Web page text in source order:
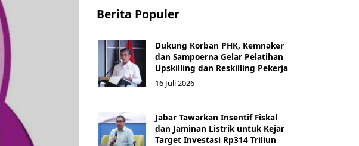
Berita Populer
Dukung Korban PHK, Kemnaker
dan Sampoerna Gelar Pelatihan
Upskilling dan Reskilling Pekerja
16 Juli 2026
Jabar Tawarkan Insentif Fiskal
dan Jaminan Listrik untuk Kejar
Target Investasi Rp314 Triliun